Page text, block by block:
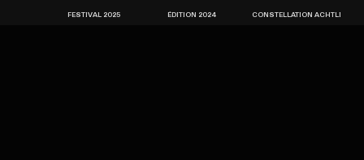
FESTIVAL 2025 ÉDITION 2024 CONSTELLATION ACHTLI